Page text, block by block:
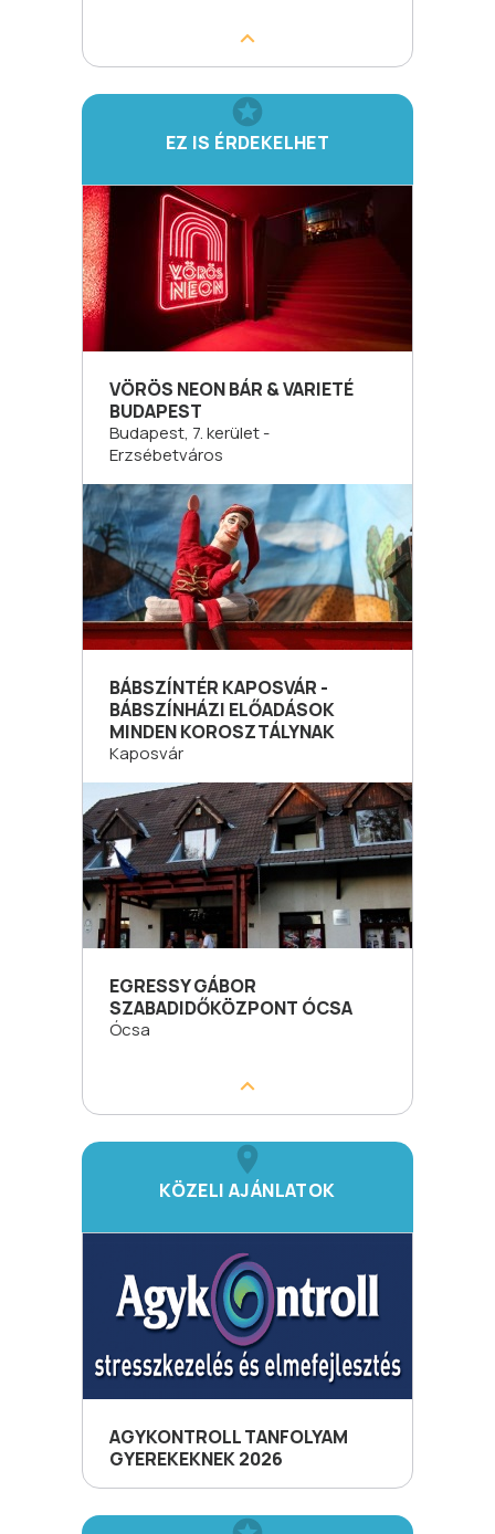
EZ IS ÉRDEKELHET
VÖRÖS NEON BÁR & VARIETÉ
BUDAPEST
Budapest, 7. kerület -
Erzsébetváros
BÁBSZÍNTÉR KAPOSVÁR -
BÁBSZÍNHÁZI ELŐADÁSOK
MINDEN KOROSZTÁLYNAK
Kaposvár
EGRESSY GÁBOR
SZABADIDŐKÖZPONT ÓCSA
Ócsa
KÖZELI AJÁNLATOK
AGYKONTROLL TANFOLYAM
GYEREKEKNEK 2026